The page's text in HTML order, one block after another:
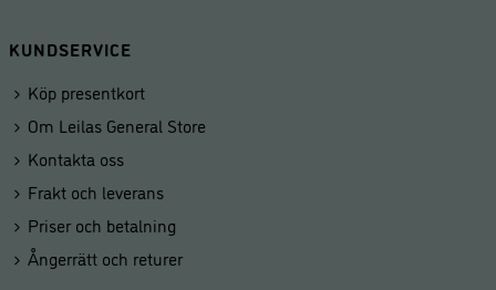
KUNDSERVICE
Köp presentkort
Om Leilas General Store
Kontakta oss
Frakt och leverans
Priser och betalning
Ångerrätt och returer